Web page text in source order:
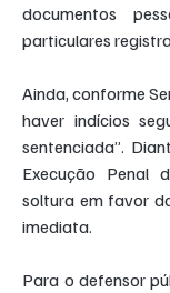
documentos
particulares
Ainda, conforme
haver indícios
sentenciada”.
Execução Penal
soltura em favor
imediata.
Para o defensor